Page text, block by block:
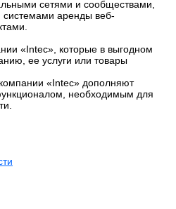
сетями и сообществами,
аренды веб-
«Intec», которые в выгодном
ее услуги или товары
«Intec» дополняют
необходимым для